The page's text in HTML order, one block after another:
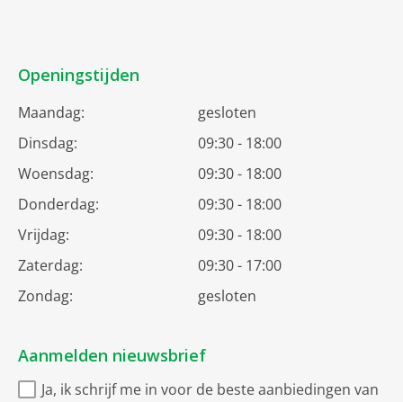
Openingstijden
Maandag:
gesloten
Dinsdag:
09:30 - 18:00
Woensdag:
09:30 - 18:00
Donderdag:
09:30 - 18:00
Vrijdag:
09:30 - 18:00
Zaterdag:
09:30 - 17:00
Zondag:
gesloten
Aanmelden nieuwsbrief
Ja, ik schrijf me in voor de beste aanbiedingen van